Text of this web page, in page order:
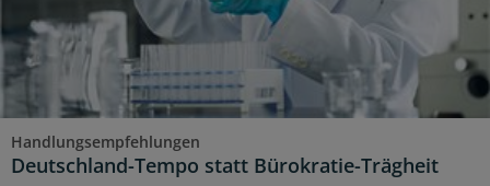
Handlungsempfehlungen
Deutschland-Tempo statt Bürokratie-Trägheit